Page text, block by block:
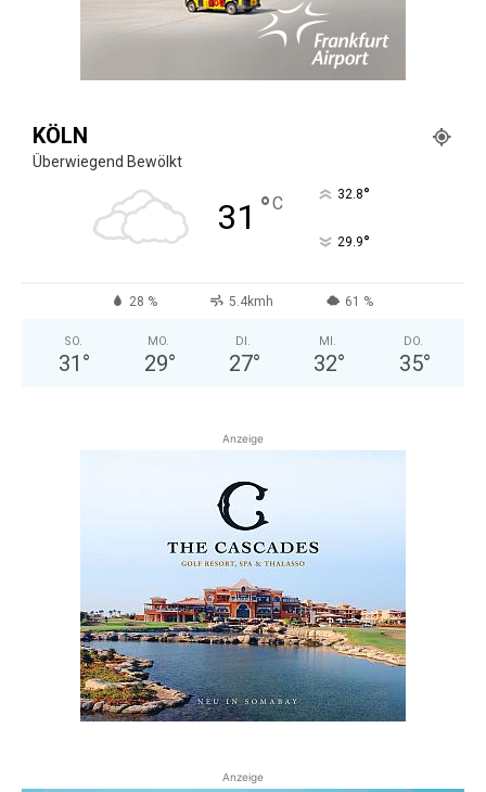
KÖLN
Überwiegend Bewölkt
31 °C 32.8°
29.9°
28 % 5.4kmh 61 %
SO.
31 °
MO.
29°
DI.
27°
MI.
32°
DO.
35°
Anzeige
Anzeige